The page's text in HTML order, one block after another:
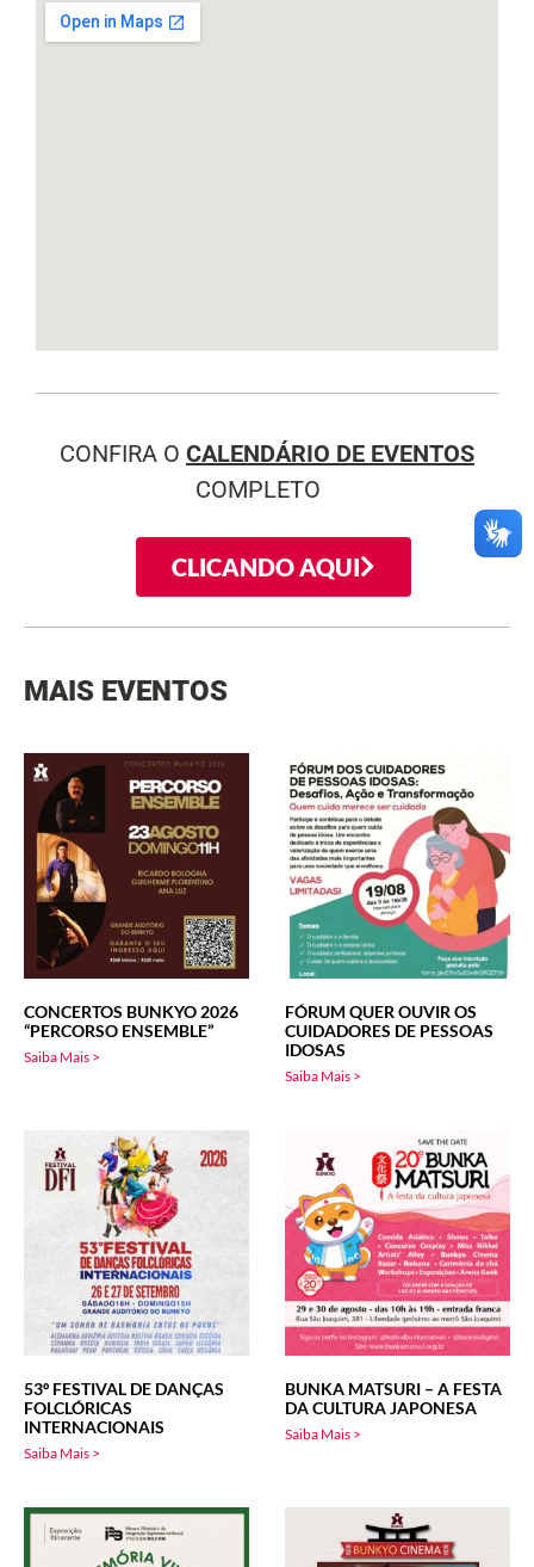
CONFIRA O CALENDÁRIO DE EVENTOS
COMPLETO
CLICANDO AQUI
MAIS EVENTOS
CONCERTOS BUNKYO 2026
“PERCORSO ENSEMBLE”
Saiba Mais >
FÓRUM QUER OUVIR OS
CUIDADORES DE PESSOAS
IDOSAS
Saiba Mais >
53º FESTIVAL DE DANÇAS
FOLCLÓRICAS
INTERNACIONAIS
Saiba Mais >
BUNKA MATSURI – A FESTA
DA CULTURA JAPONESA
Saiba Mais >